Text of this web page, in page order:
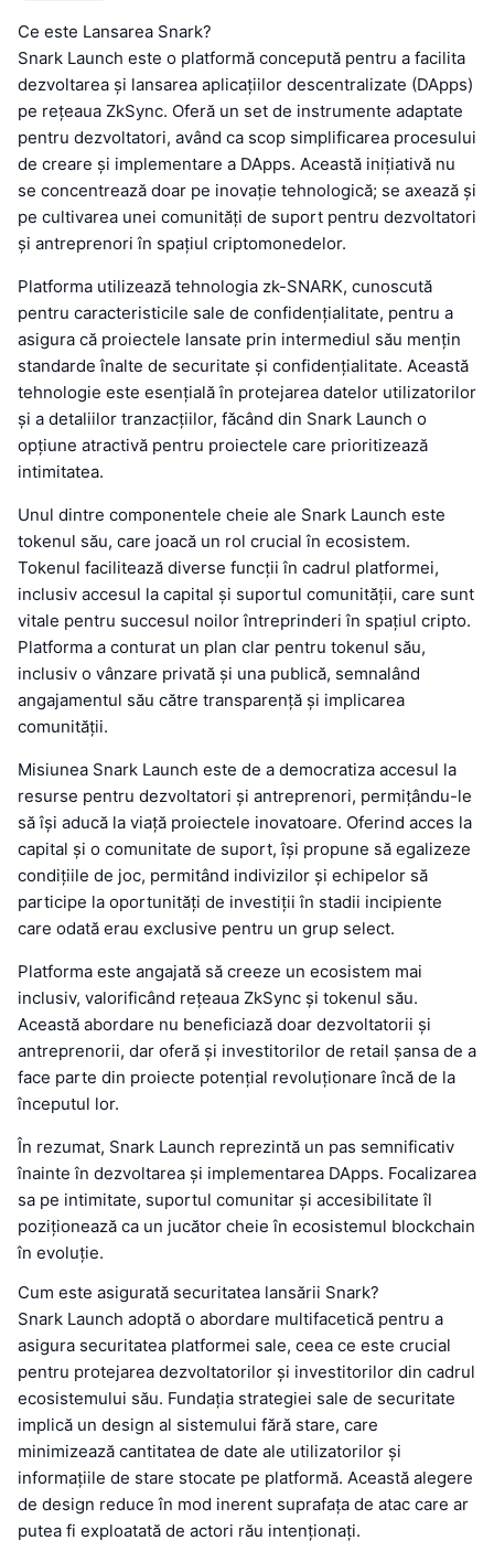
Ce este Lansarea Snark?
Snark Launch este o platformă concepută pentru a facilita
dezvoltarea și lansarea aplicațiilor descentralizate (DApps)
pe rețeaua ZkSync. Oferă un set de instrumente adaptate
pentru dezvoltatori, având ca scop simplificarea procesului
de creare și implementare a DApps. Această inițiativă nu
se concentrează doar pe inovație tehnologică; se axează și
pe cultivarea unei comunități de suport pentru dezvoltatori
și antreprenori în spațiul criptomonedelor.
Platforma utilizează tehnologia zk-SNARK, cunoscută
pentru caracteristicile sale de confidențialitate, pentru a
asigura că proiectele lansate prin intermediul său mențin
standarde înalte de securitate și confidențialitate. Această
tehnologie este esențială în protejarea datelor utilizatorilor
și a detaliilor tranzacțiilor, făcând din Snark Launch o
opțiune atractivă pentru proiectele care prioritizează
intimitatea.
Unul dintre componentele cheie ale Snark Launch este
tokenul său, care joacă un rol crucial în ecosistem.
Tokenul facilitează diverse funcții în cadrul platformei,
inclusiv accesul la capital și suportul comunității, care sunt
vitale pentru succesul noilor întreprinderi în spațiul cripto.
Platforma a conturat un plan clar pentru tokenul său,
inclusiv o vânzare privată și una publică, semnalând
angajamentul său către transparență și implicarea
comunității.
Misiunea Snark Launch este de a democratiza accesul la
resurse pentru dezvoltatori și antreprenori, permițându-le
să își aducă la viață proiectele inovatoare. Oferind acces la
capital și o comunitate de suport, își propune să egalizeze
condițiile de joc, permitând indivizilor și echipelor să
participe la oportunități de investiții în stadii incipiente
care odată erau exclusive pentru un grup select.
Platforma este angajată să creeze un ecosistem mai
inclusiv, valorificând rețeaua ZkSync și tokenul său.
Această abordare nu beneficiază doar dezvoltatorii și
antreprenorii, dar oferă și investitorilor de retail șansa de a
face parte din proiecte potențial revoluționare încă de la
începutul lor.
În rezumat, Snark Launch reprezintă un pas semnificativ
înainte în dezvoltarea și implementarea DApps. Focalizarea
sa pe intimitate, suportul comunitar și accesibilitate îl
poziționează ca un jucător cheie în ecosistemul blockchain
în evoluție.
Cum este asigurată securitatea lansării Snark?
Snark Launch adoptă o abordare multifacetică pentru a
asigura securitatea platformei sale, ceea ce este crucial
pentru protejarea dezvoltatorilor și investitorilor din cadrul
ecosistemului său. Fundația strategiei sale de securitate
implică un design al sistemului fără stare, care
minimizează cantitatea de date ale utilizatorilor și
informațiile de stare stocate pe platformă. Această alegere
de design reduce în mod inerent suprafața de atac care ar
putea fi exploatată de actori rău intenționați.